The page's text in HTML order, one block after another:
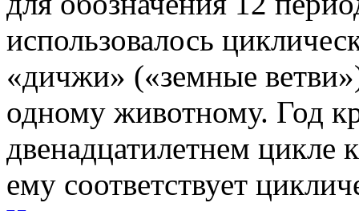
использовалось
«дичжи» («земные
одному животному. Год
двенадцатилетнем цикле
ему соответствует